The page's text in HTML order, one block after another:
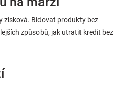
zisková. Bidovat produkty bez
způsobů, jak utratit kredit bez